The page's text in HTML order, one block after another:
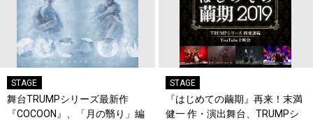
STAGE
舞台TRUMPシリーズ最新作
『COCOON』、「月の翳り」編
STAGE
『はじめての繭期』再来！末満
健一 作・演出舞台、TRUMPシ